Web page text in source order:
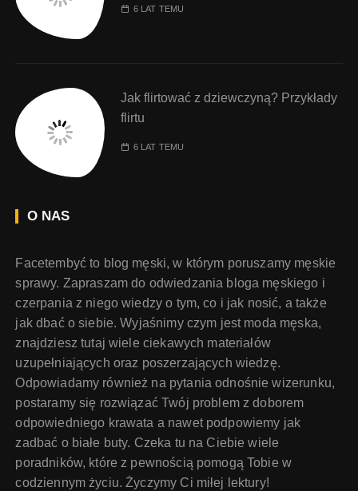
6 LAT TEMU
Jak flirtować z dziewczyną? Przykłady
flirtu
6 LAT TEMU
O NAS
Facetembyć to blog męski, w którym poruszamy męskie
sprawy. Zapraszam do odwiedzania bloga męskiego i
czerpania z niego wiedzy o tym, co i jak nosić, a także
jak dbać o siebie. Wyjaśnimy czym jest moda męska,
znajdziesz tutaj wiele ciekawych materiałów
uzupełniających oraz poszerzających wiedzę.
Odpowiadamy również na pytania odnośnie wizerunku,
postaramy się rozwiązać Twój problem z doborem
odpowiedniego krawata a nawet podpowiemy jak
zadbać o białe buty. Czeka tu na Ciebie wiele
poradników, które z pewnością pomogą Tobie w
codziennym życiu. Życzymy Ci miłej lektury!